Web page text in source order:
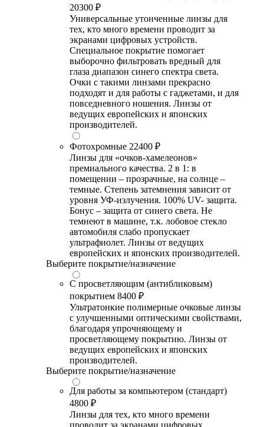
20300 ₽
Универсальные утонченные линзы для
тех, кто много времени проводит за
экранами цифровых устройств.
Специальное покрытие помогает
выборочно фильтровать вредный для
глаза диапазон синего спектра света.
Очки с такими линзами прекрасно
подходят и для работы с гаджетами, и для
повседневного ношения. Линзы от
ведущих европейских и японских
производителей.
Фотохромные 22400 ₽
Линзы для «очков-хамелеонов»
премиального качества. 2 в 1: в
помещении – прозрачные, на солнце –
темные. Степень затемнения зависит от
уровня УФ-излучения. 100% UV- защита.
Бонус – защита от синего света. Не
темнеют в машине, т.к. лобовое стекло
автомобиля слабо пропускает
ультрафиолет. Линзы от ведущих
европейских и японских производителей.
Выберите покрытие/назначение
С просветляющим (антибликовым)
покрытием 8400 ₽
Ультратонкие полимерные очковые линзы
с улучшенными оптическими свойствами,
благодаря упрочняющему и
просветляющему покрытию. Линзы от
ведущих европейских и японских
производителей.
Выберите покрытие/назначение
Для работы за компьютером (стандарт)
4800 ₽
Линзы для тех, кто много времени
проводит за экранами цифровых